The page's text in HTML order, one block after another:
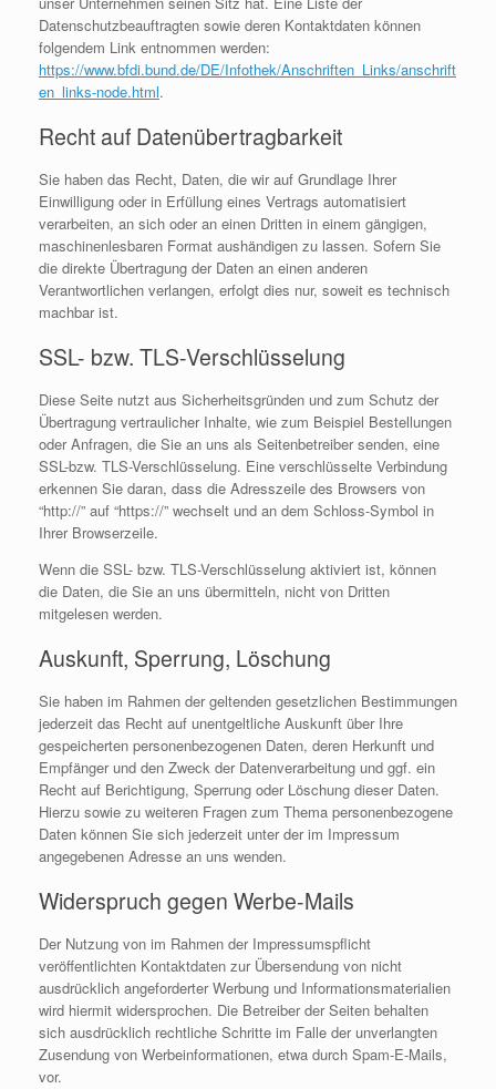
Datenschutzbeauftragten sowie deren Kontaktdaten können
folgendem Link entnommen werden:
https://www.bfdi.bund.de/DE/Infothek/Anschriften_Links/anschrift
en_links-node.html.
Recht auf Datenübertragbarkeit
Sie haben das Recht, Daten, die wir auf Grundlage Ihrer
Einwilligung oder in Erfüllung eines Vertrags automatisiert
verarbeiten, an sich oder an einen Dritten in einem gängigen,
maschinenlesbaren Format aushändigen zu lassen. Sofern Sie
die direkte Übertragung der Daten an einen anderen
Verantwortlichen verlangen, erfolgt dies nur, soweit es technisch
machbar ist.
SSL- bzw. TLS-Verschlüsselung
Diese Seite nutzt aus Sicherheitsgründen und zum Schutz der
Übertragung vertraulicher Inhalte, wie zum Beispiel Bestellungen
oder Anfragen, die Sie an uns als Seitenbetreiber senden, eine
SSL-bzw. TLS-Verschlüsselung. Eine verschlüsselte Verbindung
erkennen Sie daran, dass die Adresszeile des Browsers von
“http://” auf “https://” wechselt und an dem Schloss-Symbol in
Ihrer Browserzeile.
Wenn die SSL- bzw. TLS-Verschlüsselung aktiviert ist, können
die Daten, die Sie an uns übermitteln, nicht von Dritten
mitgelesen werden.
Auskunft, Sperrung, Löschung
Sie haben im Rahmen der geltenden gesetzlichen Bestimmungen
jederzeit das Recht auf unentgeltliche Auskunft über Ihre
gespeicherten personenbezogenen Daten, deren Herkunft und
Empfänger und den Zweck der Datenverarbeitung und ggf. ein
Recht auf Berichtigung, Sperrung oder Löschung dieser Daten.
Hierzu sowie zu weiteren Fragen zum Thema personenbezogene
Daten können Sie sich jederzeit unter der im Impressum
angegebenen Adresse an uns wenden.
Widerspruch gegen Werbe-Mails
Der Nutzung von im Rahmen der Impressumspflicht
veröffentlichten Kontaktdaten zur Übersendung von nicht
ausdrücklich angeforderter Werbung und Informationsmaterialien
wird hiermit widersprochen. Die Betreiber der Seiten behalten
sich ausdrücklich rechtliche Schritte im Falle der unverlangten
Zusendung von Werbeinformationen, etwa durch Spam-E-Mails,
vor.